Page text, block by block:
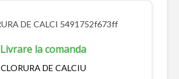
Livrare la comanda
CLORURA DE CALCIU